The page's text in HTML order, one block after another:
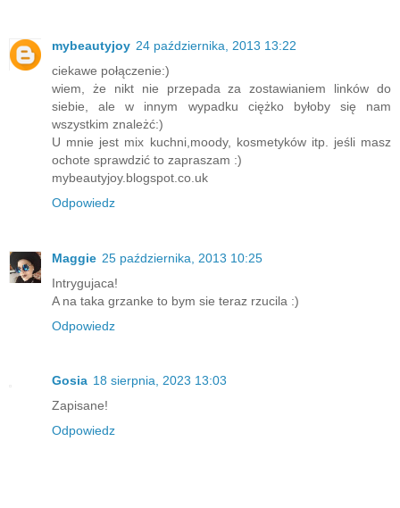
mybeautyjoy 24 października, 2013 13:22
ciekawe połączenie:)
wiem, że nikt nie przepada za zostawianiem linków do
siebie, ale w innym wypadku ciężko byłoby się nam
wszystkim znależć:)
U mnie jest mix kuchni,moody, kosmetyków itp. jeśli masz
ochote sprawdzić to zapraszam :)
mybeautyjoy.blogspot.co.uk
Odpowiedz
Maggie 25 października, 2013 10:25
Intrygujaca!
A na taka grzanke to bym sie teraz rzucila :)
Odpowiedz
Gosia 18 sierpnia, 2023 13:03
Zapisane!
Odpowiedz